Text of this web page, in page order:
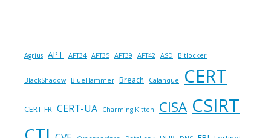
Agrius APT APT34 APT35 APT39 APT42 ASD Bitlocker
BlackShadow BlueHammer Breach Calanque CERT
CERT-FR CERT-UA Charming Kitten CISA CSIRT